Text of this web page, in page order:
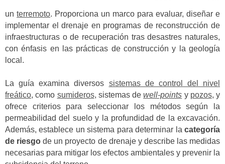
un terremoto. Proporciona un marco para evaluar, diseñar e
implementar el drenaje en programas de reconstrucción de
infraestructuras o de recuperación tras desastres naturales,
con énfasis en las prácticas de construcción y la geología
local.
La guía examina diversos sistemas de control del nivel
freático, como sumideros, sistemas dewell-points y pozos, y
ofrece criterios para seleccionar los métodos según la
permeabilidad del suelo y la profundidad de la excavación.
Además, establece un sistema para determinar la categoría
de riesgo de un proyecto de drenaje y describe las medidas
necesarias para mitigar los efectos ambientales y prevenir la